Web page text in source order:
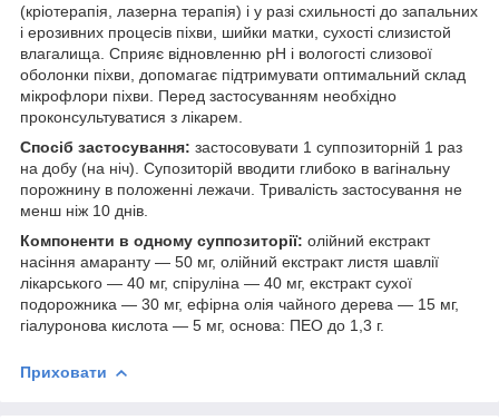
(кріотерапія, лазерна терапія) і у разі схильності до запальних
і ерозивних процесів піхви, шийки матки, сухості слизистой
влагалища. Сприяє відновленню pH і вологості слизової
оболонки піхви, допомагає підтримувати оптимальний склад
мікрофлори піхви. Перед застосуванням необхідно
проконсультуватися з лікарем.
Спосіб застосування: застосовувати 1 суппозиторній 1 раз
на добу (на ніч). Супозиторій вводити глибоко в вагінальну
порожнину в положенні лежачи. Тривалість застосування не
менш ніж 10 днів.
Компоненти в одному суппозиторії: олійний екстракт
насіння амаранту — 50 мг, олійний екстракт листя шавлії
лікарського — 40 мг, спіруліна — 40 мг, екстракт сухої
подорожника — 30 мг, ефірна олія чайного дерева — 15 мг,
гіалуронова кислота — 5 мг, основа: ПЕО до 1,3 г.
Приховати